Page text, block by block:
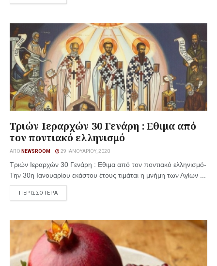
Τριών Ιεραρχών 30 Γενάρη : Εθιμα από
τον ποντιακό ελληνισμό
ΑΠΌ NEWSROOM 29 ΙΑΝΟΥΑΡΊΟΥ, 2020
Τριών Ιεραρχών 30 Γενάρη : Εθιμα από τον ποντιακό ελληνισμό-
Την 30η Ιανουαρίου εκάστου έτους τιμάται η μνήμη των Αγίων ...
ΠΕΡΙΣΣΟΤΕΡΑ